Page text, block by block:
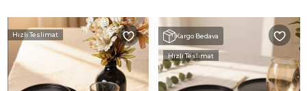
Hızlı Teslimat Kargo Bedava
Hızlı Teslimat